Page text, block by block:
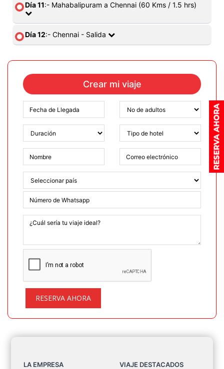
Día 11:- Mahabalipuram a Chennai (60 Kms / 1.5 hrs)
Día 12:- Chennai - Salida
Crear mi viaje
RESERVA AHORA
LA EMPRESA VIAJE DESTACADOS